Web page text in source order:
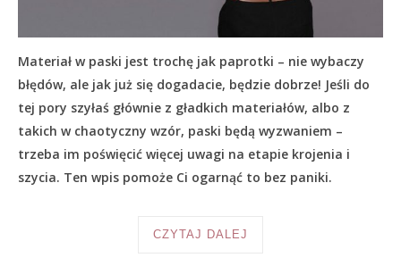
Materiał w paski jest trochę jak paprotki – nie wybaczy
błędów, ale jak już się dogadacie, będzie dobrze! Jeśli do
tej pory szyłaś głównie z gładkich materiałów, albo z
takich w chaotyczny wzór, paski będą wyzwaniem –
trzeba im poświęcić więcej uwagi na etapie krojenia i
szycia. Ten wpis pomoże Ci ogarnąć to bez paniki.
CZYTAJ DALEJ